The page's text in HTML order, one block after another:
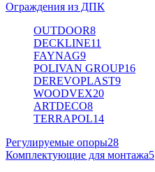
Ограждения из ДПК
OUTDOOR8
DECKLINE11
FAYNAG9
POLIVAN GROUP16
DEREVOPLAST9
WOODVEX20
ARTDECO8
TERRAPOL14
Регулируемые опоры28
Комплектующие для монтажа5